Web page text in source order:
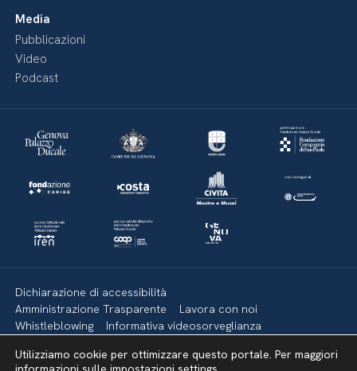
Media
Pubblicazioni
Video
Podcast
Dichiarazione di accessibilità
Amministrazione Trasparente
Lavora con noi
Whistleblowing
Informativa videosorveglianza
Mappa del sito
Utilizziamo cookie per ottimizzare questo portale. Per maggiori